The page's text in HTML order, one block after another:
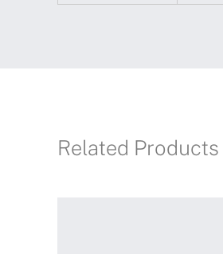
Related Products